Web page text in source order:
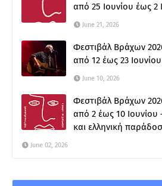
από 25 Ιουνίου έως 2
June 21, 2026
Φεστιβάλ Βράχων
από 12 έως 23 Ιουνίου
June 10, 2026
Φεστιβάλ Βράχων
από 2 έως 10
και ελληνική
June 02, 2026